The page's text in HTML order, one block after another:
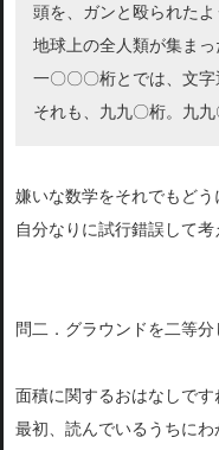
頭を、ガンと殴られたよ
地球上の全人類が集ま
一〇〇〇桁とでは、文字
それも、九九〇桁。九九
嫌いな数学をそれでもど
自分なりに試行錯誤して考
問二．グラウンドを二等
面積に関するおはなしです
最初、読んでいるうちに